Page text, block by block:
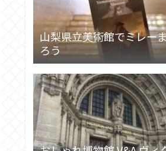
山梨県立美術館でミレー
ろう